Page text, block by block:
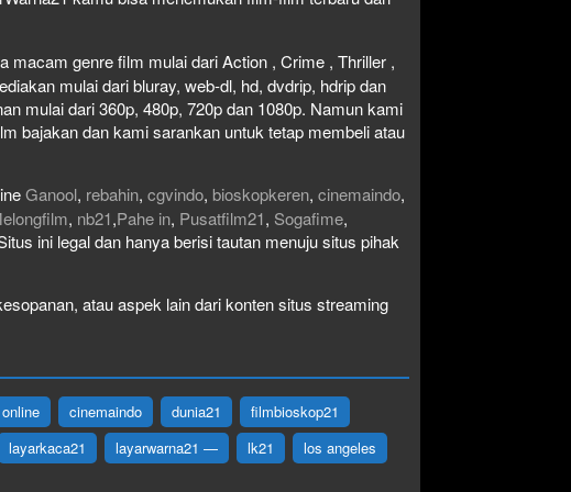
macam genre film mulai dari Action , Crime , Thriller ,
mulai dari bluray, web-dl, hd, dvdrip, hdrip dan
mulai dari 360p, 480p, 720p dan 1080p. Namun kami
bajakan dan kami sarankan untuk tetap membeli atau
Ganool, rebahin, cgvindo, bioskopkeren, cinemaindo,
, nb21,Pahe in, Pusatfilm21, Sogafime,
ini legal dan hanya berisi tautan menuju situs pihak
atau aspek lain dari konten situs streaming
cinemaindo dunia21
filmbioskop21
layarkaca21 layarwarna21 — lk21
los angeles